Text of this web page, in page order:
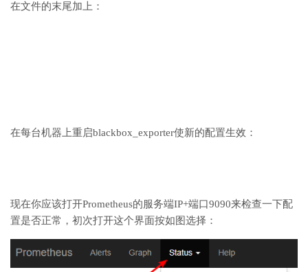
在文件的末尾加上：
在每台机器上重启blackbox_exporter使新的配置生效：
现在你应该打开Prometheus的服务端IP+端口9090来检查一下配
置是否正常，初次打开这个界面按如图选择：